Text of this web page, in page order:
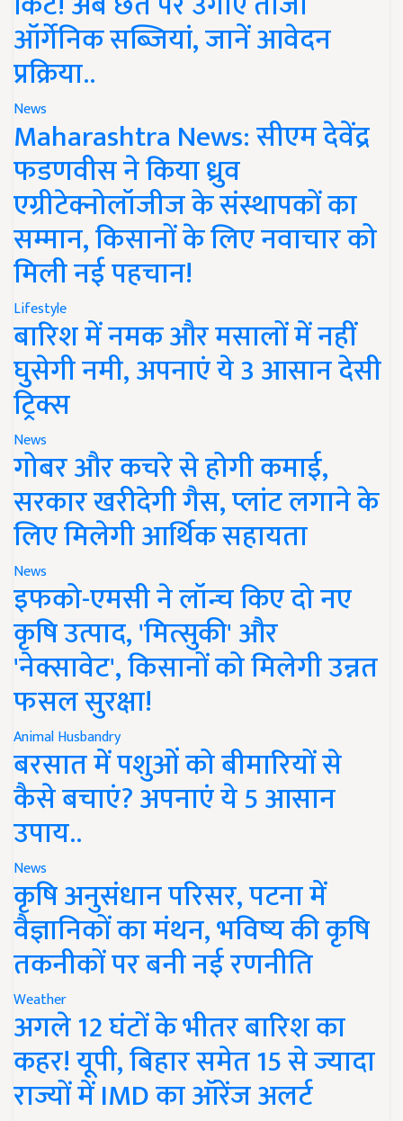
ऑर्गेनिक सब्जियां, जानें आवेदन
प्रक्रिया..
News
Maharashtra News: सीएम देवेंद्र
फडणवीस ने किया ध्रुव
एग्रीटेक्नोलॉजीज के संस्थापकों का
सम्मान, किसानों के लिए नवाचार को
मिली नई पहचान!
Lifestyle
बारिश में नमक और मसालों में नहीं
घुसेगी नमी, अपनाएं ये 3 आसान देसी
ट्रिक्स
News
गोबर और कचरे से होगी कमाई,
सरकार खरीदेगी गैस, प्लांट लगाने के
लिए मिलेगी आर्थिक सहायता
News
इफको-एमसी ने लॉन्च किए दो नए
कृषि उत्पाद, 'मित्सुकी' और
'नेक्सावेट', किसानों को मिलेगी उन्नत
फसल सुरक्षा!
Animal Husbandry
बरसात में पशुओं को बीमारियों से
कैसे बचाएं? अपनाएं ये 5 आसान
उपाय..
News
कृषि अनुसंधान परिसर, पटना में
वैज्ञानिकों का मंथन, भविष्य की कृषि
तकनीकों पर बनी नई रणनीति
Weather
अगले 12 घंटों के भीतर बारिश का
कहर! यूपी, बिहार समेत 15 से ज्यादा
राज्यों में IMD का ऑरेंज अलर्ट